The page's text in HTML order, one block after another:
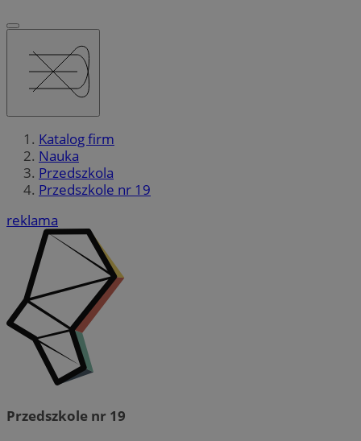
Katalog firm
Nauka
Przedszkola
Przedszkole nr 19
reklama
Przedszkole nr 19